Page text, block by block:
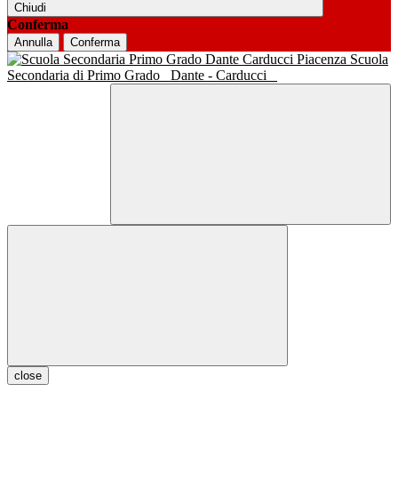
Chiudi
Conferma
Annulla Conferma
Scuola
Secondaria di Primo Grado
Dante - Carducci
close